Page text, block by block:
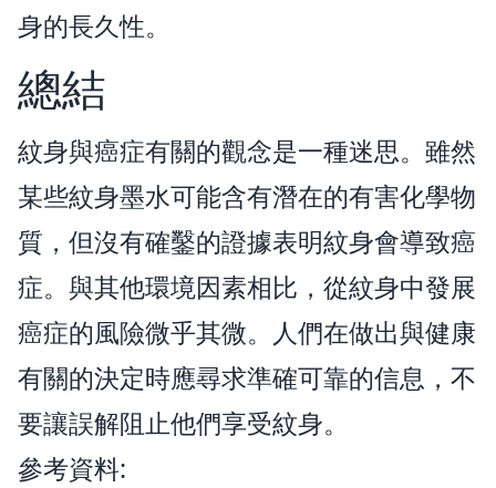
身的長久性。
總結
紋身與癌症有關的觀念是一種迷思。雖然
某些紋身墨水可能含有潛在的有害化學物
質，但沒有確鑿的證據表明紋身會導致癌
症。與其他環境因素相比，從紋身中發展
癌症的風險微乎其微。人們在做出與健康
有關的決定時應尋求準確可靠的信息，不
要讓誤解阻止他們享受紋身。
參考資料: